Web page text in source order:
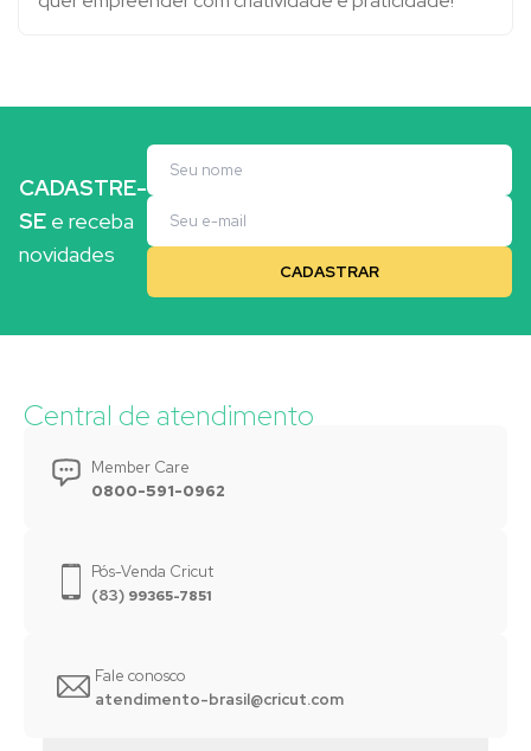
CADASTRE-
SE e receba
novidades
Central de atendimento
Member Care
0800-591-0962
Pós-Venda Cricut
(83) 99365-7851
Fale conosco
atendimento-brasil@cricut.com